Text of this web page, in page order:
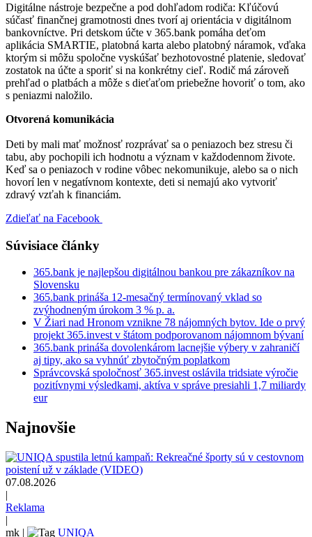
Digitálne nástroje bezpečne a pod dohľadom rodiča: Kľúčovú
súčasť finančnej gramotnosti dnes tvorí aj orientácia v digitálnom
bankovníctve. Pri detskom účte v 365.bank pomáha deťom
aplikácia SMARTIE, platobná karta alebo platobný náramok, vďaka
ktorým si môžu spoločne vyskúšať bezhotovostné platenie, sledovať
zostatok na účte a sporiť si na konkrétny cieľ. Rodič má zároveň
prehľad o platbách a môže s dieťaťom priebežne hovoriť o tom, ako
s peniazmi naložilo.
Otvorená komunikácia
Deti by mali mať možnosť rozprávať sa o peniazoch bez stresu či
tabu, aby pochopili ich hodnotu a význam v každodennom živote.
Keď sa o peniazoch v rodine vôbec nekomunikuje, alebo sa o nich
hovorí len v negatívnom kontexte, deti si nemajú ako vytvoriť
zdravý vzťah k financiám.
Zdieľať na Facebook
Súvisiace články
365.bank je najlepšou digitálnou bankou pre zákazníkov na
Slovensku
365.bank prináša 12-mesačný termínovaný vklad so
zvýhodneným úrokom 3 % p. a.
V Žiari nad Hronom vznikne 78 nájomných bytov. Ide o prvý
projekt 365.invest v štátom podporovanom nájomnom bývaní
365.bank prináša dovolenkárom lacnejšie výbery v zahraničí
aj tipy, ako sa vyhnúť zbytočným poplatkom
Správcovská spoločnosť 365.invest oslávila tridsiate výročie
pozitívnymi výsledkami, aktíva v správe presiahli 1,7 miliardy
eur
Najnovšie
07.08.2026
|
Reklama
|
mk | UNIQA